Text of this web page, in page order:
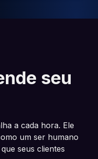
seu
a cada hora. Ele
um ser humano
seus clientes